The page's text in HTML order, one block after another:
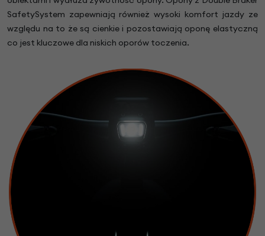
SafetySystem zapewniają również wysoki komfort jazdy ze
względu na to że są cienkie i pozostawiają oponę elastyczną
co jest kluczowe dla niskich oporów toczenia.